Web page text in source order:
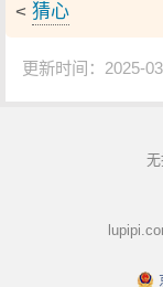
< 猜心
更新时间：2025-